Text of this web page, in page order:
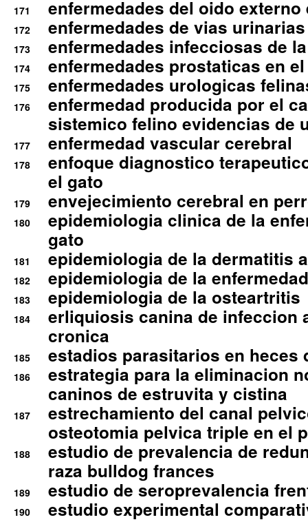
171 enfermedades del oido
172 enfermedades de vias
173 enfermedades infecciosas de
174 enfermedades prostaticas en
175 enfermedades urologicas
176
enfermedad producida por el
sistemico felino evidencias de
177 enfermedad vascular cerebral
178
enfoque diagnostico
el gato
179 envejecimiento cerebral en
180
epidemiologia clinica de la
gato
181 epidemiologia de la dermatitis
182 epidemiologia de la
183 epidemiologia de la osteartritis
184
erliquiosis canina de infeccion
cronica
185 estadios parasitarios en heces
186
estrategia para la eliminacion
caninos de estruvita y cistina
187
estrechamiento del canal
osteotomia pelvica triple en el
188
estudio de prevalencia de
raza bulldog frances
189 estudio de seroprevalencia
190
estudio experimental